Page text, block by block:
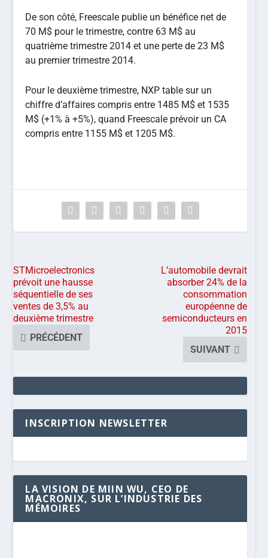
De son côté, Freescale publie un bénéfice net de
70 M$ pour le trimestre, contre 63 M$ au
quatrième trimestre 2014 et une perte de 23 M$
au premier trimestre 2014.
Pour le deuxième trimestre, NXP table sur un
chiffre d’affaires compris entre 1485 M$ et 1535
M$ (+1% à +5%), quand Freescale prévoir un CA
compris entre 1155 M$ et 1205 M$.
STMicroelectronics
prévoit une hausse
séquentielle de ses
ventes de 3,5% au
deuxième trimestre
PRÉCÉDENT
L’automobile devrait
absorber 24% de la
consommation
européenne de
semiconducteurs en
2015
SUIVANT
INSCRIPTION NEWSLETTER
LA VISION DE MIIN WU, CEO DE
MACRONIX, SUR L’INDUSTRIE DES
MÉMOIRES